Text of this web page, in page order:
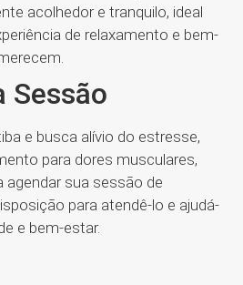
acolhedor e tranquilo, ideal
de relaxamento e bem-
Sessão
e busca alívio do estresse,
para dores musculares,
sua sessão de
para atendê-lo e ajudá-
e bem-estar.